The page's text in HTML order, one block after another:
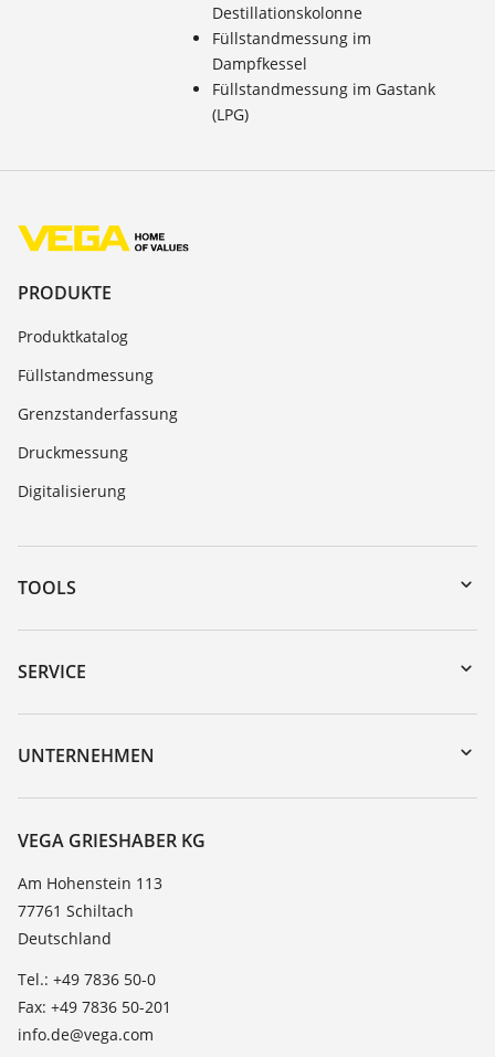
Destillationskolonne
Füllstandmessung im
Dampfkessel
Füllstandmessung im Gastank
(LPG)
PRODUKTE
Produktkatalog
Füllstandmessung
Grenzstanderfassung
Druckmessung
Digitalisierung
TOOLS
Download-Center
Gerätesuche (Seriennummer)
DTM Collection/PACTware
SERVICE
Geräterücksendung
Trainings
Beständigkeitsliste
TeamViewer
UNTERNEHMEN
Karriere
Über VEGA
Kontakt
News
Blog
VEGA GRIESHABER KG
Am Hohenstein 113
77761 Schiltach
Deutschland
Tel.: +49 7836 50-0
Fax: +49 7836 50-201
info.de@vega.com